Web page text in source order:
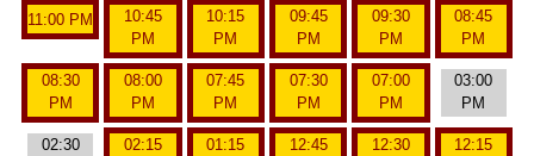
11:00 PM
10:45
PM
10:15
PM
09:45
PM
09:30
PM
08:45
PM
08:30
PM
08:00
PM
07:45
PM
07:30
PM
07:00
PM
03:00
PM
02:30
02:15
01:15
12:45
12:30
12:15